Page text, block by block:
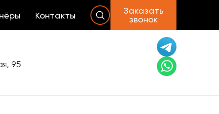
Контакты
Заказать
звонок
95